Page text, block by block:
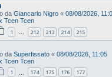
da Giancarlo Nigro « 08/08/2026,
Tcen Tcen
1 … 212 213 214 215
da Superfissato « 08/08/2026, 11:05
Tcen Tcen
1 174 175 176 177